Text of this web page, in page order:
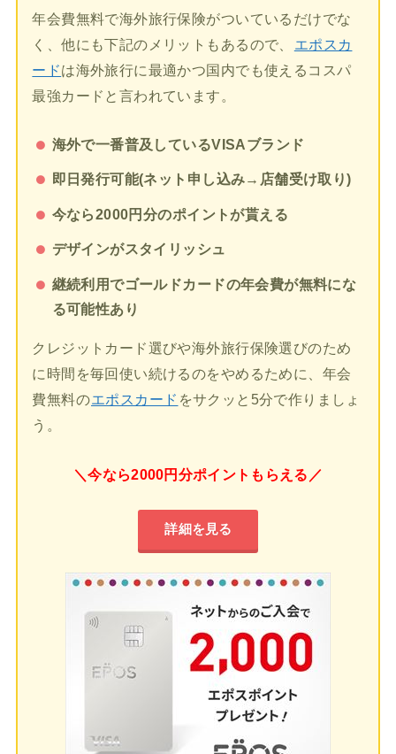
年会費無料で海外旅行保険がついているだけでな
く、他にも下記のメリットもあるので、
エポスカ
ードは海外旅行に最適かつ国内でも使えるコスパ
最強カードと言われています。
海外で一番普及しているVISAブランド
即日発行可能(ネット申し込み→店舗受け取り)
今なら2000円分のポイントが貰える
デザインがスタイリッシュ
継続利用でゴールドカードの年会費が無料にな
る可能性あり
クレジットカード選びや海外旅行保険選びのため
に時間を毎回使い続けるのをやめるために、年会
費無料のエポスカード をサクッと5分で作りましょ
う。
＼今なら2000円分ポイントもらえる／
詳細を見る